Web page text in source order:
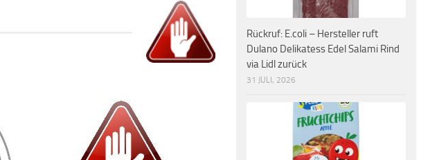
Rückruf: E.coli – Hersteller ruft
Dulano Delikatess Edel Salami Rind
via Lidl zurück
31 JULI, 2026